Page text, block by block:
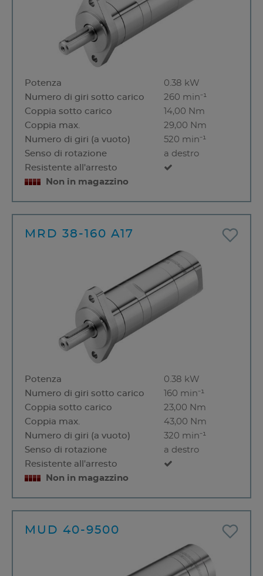
Potenza
0.38 kW
Numero di giri sotto carico
260 min⁻¹
Coppia sotto carico
14,00 Nm
Coppia max.
29,00 Nm
Numero di giri (a vuoto)
520 min⁻¹
Senso di rotazione
a destro
Resistente all'arresto
Non in magazzino
MRD 38-160 A17
Potenza
0.38 kW
Numero di giri sotto carico
160 min⁻¹
Coppia sotto carico
23,00 Nm
Coppia max.
43,00 Nm
Numero di giri (a vuoto)
320 min⁻¹
Senso di rotazione
a destro
Resistente all'arresto
Non in magazzino
MUD 40-9500